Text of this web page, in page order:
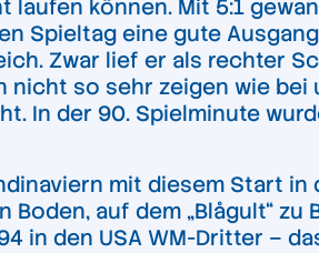
können. Mit 5:1
Spieltag eine gute
Zwar lief er als rechter
so sehr zeigen wie bei
In der 90. Spielminute
mit diesem Start in
auf dem „Blågult“ zu
in den USA WM-Dritter –